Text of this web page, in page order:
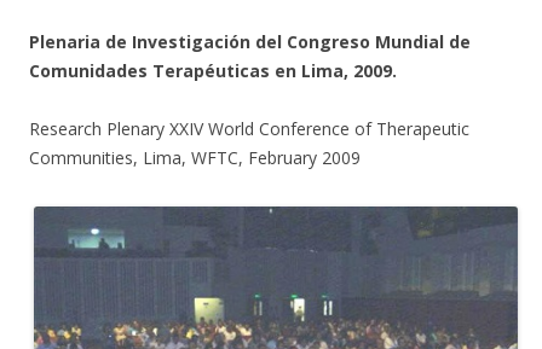
Plenaria de Investigación del Congreso Mundial de
Comunidades Terapéuticas en Lima, 2009.
Research Plenary XXIV World Conference of Therapeutic
Communities, Lima, WFTC, February 2009